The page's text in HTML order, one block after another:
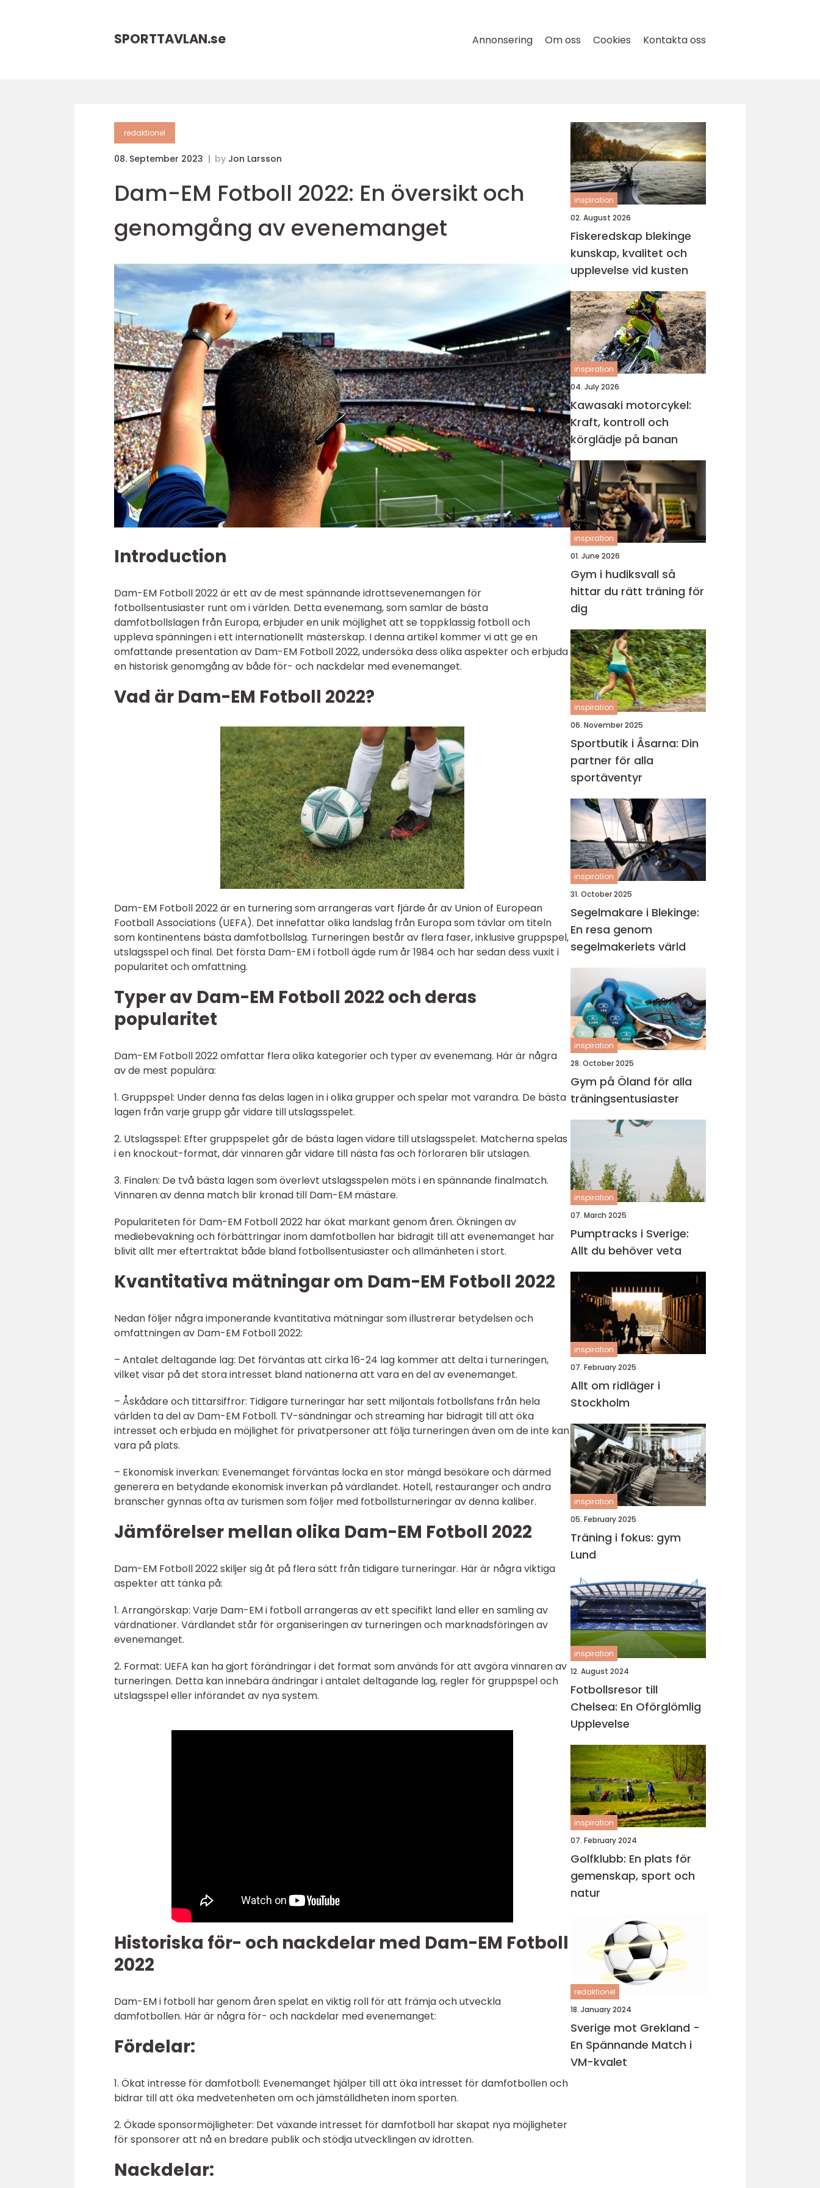
SPORTTAVLAN.se Annonsering Om oss Cookies Kontakta oss
redaktionel
08. September 2023 by Jon Larsson
Dam-EM Fotboll 2022: En översikt och
genomgång av evenemanget
Introduction
Dam-EM Fotboll 2022 är ett av de mest spännande idrottsevenemangen för
fotbollsentusiaster runt om i världen. Detta evenemang, som samlar de bästa
damfotbollslagen från Europa, erbjuder en unik möjlighet att se toppklassig fotboll och
uppleva spänningen i ett internationellt mästerskap. I denna artikel kommer vi att ge en
omfattande presentation av Dam-EM Fotboll 2022, undersöka dess olika aspekter och erbjuda
en historisk genomgång av både för- och nackdelar med evenemanget.
Vad är Dam-EM Fotboll 2022?
Dam-EM Fotboll 2022 är en turnering som arrangeras vart fjärde år av Union of European
Football Associations (UEFA). Det innefattar olika landslag från Europa som tävlar om titeln
som kontinentens bästa damfotbollslag. Turneringen består av flera faser, inklusive gruppspel,
utslagsspel och final. Det första Dam-EM i fotboll ägde rum år 1984 och har sedan dess vuxit i
popularitet och omfattning.
Typer av Dam-EM Fotboll 2022 och deras
popularitet
Dam-EM Fotboll 2022 omfattar flera olika kategorier och typer av evenemang. Här är några
av de mest populära:
1. Gruppspel: Under denna fas delas lagen in i olika grupper och spelar mot varandra. De bästa
lagen från varje grupp går vidare till utslagsspelet.
2. Utslagsspel: Efter gruppspelet går de bästa lagen vidare till utslagsspelet. Matcherna spelas
i en knockout-format, där vinnaren går vidare till nästa fas och förloraren blir utslagen.
3. Finalen: De två bästa lagen som överlevt utslagsspelen möts i en spännande finalmatch.
Vinnaren av denna match blir kronad till Dam-EM mästare.
Populariteten för Dam-EM Fotboll 2022 har ökat markant genom åren. Ökningen av
mediebevakning och förbättringar inom damfotbollen har bidragit till att evenemanget har
blivit allt mer eftertraktat både bland fotbollsentusiaster och allmänheten i stort.
Kvantitativa mätningar om Dam-EM Fotboll 2022
Nedan följer några imponerande kvantitativa mätningar som illustrerar betydelsen och
omfattningen av Dam-EM Fotboll 2022:
– Antalet deltagande lag: Det förväntas att cirka 16-24 lag kommer att delta i turneringen,
vilket visar på det stora intresset bland nationerna att vara en del av evenemanget.
– Åskådare och tittarsiffror: Tidigare turneringar har sett miljontals fotbollsfans från hela
världen ta del av Dam-EM Fotboll. TV-sändningar och streaming har bidragit till att öka
intresset och erbjuda en möjlighet för privatpersoner att följa turneringen även om de inte kan
vara på plats.
– Ekonomisk inverkan: Evenemanget förväntas locka en stor mängd besökare och därmed
generera en betydande ekonomisk inverkan på värdlandet. Hotell, restauranger och andra
branscher gynnas ofta av turismen som följer med fotbollsturneringar av denna kaliber.
Jämförelser mellan olika Dam-EM Fotboll 2022
Dam-EM Fotboll 2022 skiljer sig åt på flera sätt från tidigare turneringar. Här är några viktiga
aspekter att tänka på:
1. Arrangörskap: Varje Dam-EM i fotboll arrangeras av ett specifikt land eller en samling av
värdnationer. Värdlandet står för organiseringen av turneringen och marknadsföringen av
evenemanget.
2. Format: UEFA kan ha gjort förändringar i det format som används för att avgöra vinnaren av
turneringen. Detta kan innebära ändringar i antalet deltagande lag, regler för gruppspel och
utslagsspel eller införandet av nya system.
Historiska för- och nackdelar med Dam-EM Fotboll
2022
Dam-EM i fotboll har genom åren spelat en viktig roll för att främja och utveckla
damfotbollen. Här är några för- och nackdelar med evenemanget:
Fördelar:
1. Ökat intresse för damfotboll: Evenemanget hjälper till att öka intresset för damfotbollen och
bidrar till att öka medvetenheten om och jämställdheten inom sporten.
2. Ökade sponsormöjligheter: Det växande intresset för damfotboll har skapat nya möjligheter
för sponsorer att nå en bredare publik och stödja utvecklingen av idrotten.
Nackdelar:
inspiration
02. August 2026
Fiskeredskap blekinge
kunskap, kvalitet och
upplevelse vid kusten
inspiration
04. July 2026
Kawasaki motorcykel:
Kraft, kontroll och
körglädje på banan
inspiration
01. June 2026
Gym i hudiksvall så
hittar du rätt träning för
dig
inspiration
06. November 2025
Sportbutik i Åsarna: Din
partner för alla
sportäventyr
inspiration
31. October 2025
Segelmakare i Blekinge:
En resa genom
segelmakeriets värld
inspiration
28. October 2025
Gym på Öland för alla
träningsentusiaster
inspiration
07. March 2025
Pumptracks i Sverige:
Allt du behöver veta
inspiration
07. February 2025
Allt om ridläger i
Stockholm
inspiration
05. February 2025
Träning i fokus: gym
Lund
inspiration
12. August 2024
Fotbollsresor till
Chelsea: En Oförglömlig
Upplevelse
inspiration
07. February 2024
Golfklubb: En plats för
gemenskap, sport och
natur
redaktionel
18. January 2024
Sverige mot Grekland -
En Spännande Match i
VM-kvalet